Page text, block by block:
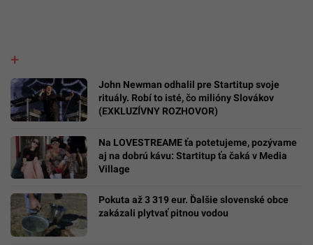
John Newman odhalil pre Startitup svoje
rituály. Robí to isté, čo milióny Slovákov
(EXKLUZÍVNY ROZHOVOR)
Na LOVESTREAME ťa potetujeme, pozývame
aj na dobrú kávu: Startitup ťa čaká v Media
Village
Pokuta až 3 319 eur. Ďalšie slovenské obce
zakázali plytvať pitnou vodou